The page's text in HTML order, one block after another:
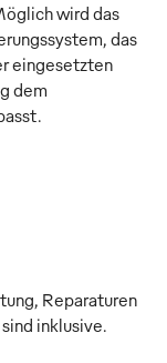
wird das
das
eingesetzten
dem
Reparaturen
inklusive.